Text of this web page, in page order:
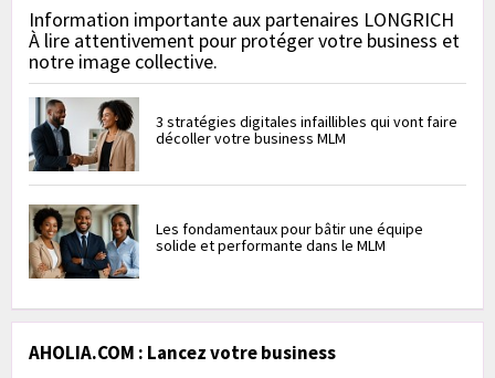
Information importante aux partenaires LONGRICH
À lire attentivement pour protéger votre business et
notre image collective.
3 stratégies digitales infaillibles qui vont faire
décoller votre business MLM
Les fondamentaux pour bâtir une équipe
solide et performante dans le MLM
AHOLIA.COM : Lancez votre business